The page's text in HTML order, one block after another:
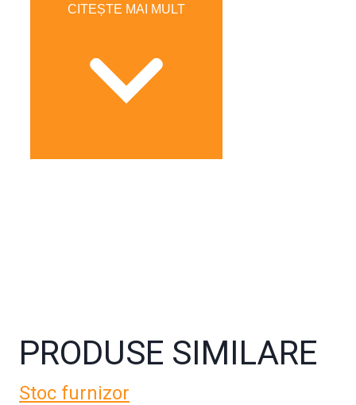
PRODUSE SIMILARE
Stoc furnizor